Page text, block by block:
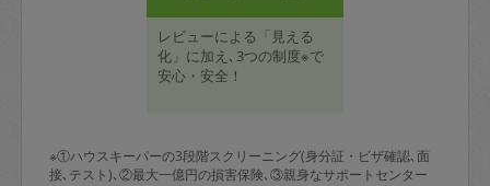
レビューによる「見える
化」に加え､3つの制度※で
安心・安全！
※①ハウスキーパーの3段階スクリーニング(身分証・ビザ確認､面
接､テスト)､②最大一億円の損害保険､③親身なサポートセンター